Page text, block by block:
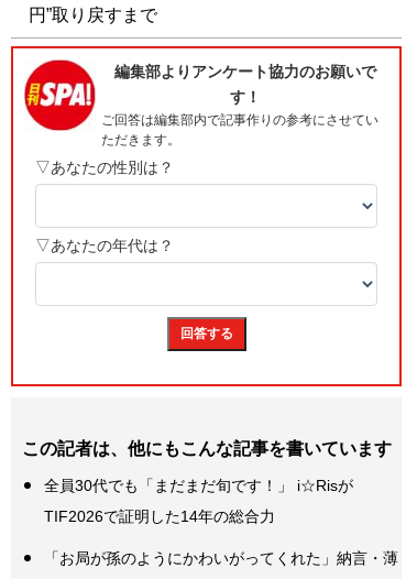
円”取り戻すまで
この記者は、他にもこんな記事を書いています
全員30代でも「まだまだ旬です！」 i☆Risが
TIF2026で証明した14年の総合力
「お局が孫のようにかわいがってくれた」納言・薄